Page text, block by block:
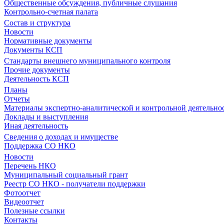
Общественные обсуждения, публичные слушания
Контрольно-счетная палата
Состав и структура
Новости
Нормативные документы
Документы КСП
Стандарты внешнего муниципального контроля
Прочие документы
Деятельность КСП
Планы
Отчеты
Материалы экспертно-аналитической и контрольной
Доклады и выступления
Иная деятельность
Сведения о доходах и имуществе
Поддержка СО НКО
Новости
Перечень НКО
Муниципальный социальный грант
Реестр СО НКО - получатели поддержки
Фотоотчет
Видеоотчет
Полезные ссылки
Контакты